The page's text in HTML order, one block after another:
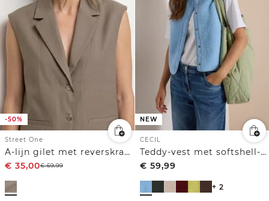
-50%
Street One
A-lijn gilet met reverskraag
€ 35,00€69,99
NEW
CECIL
Teddy-vest met softshell-details
€ 59,99
+ 2